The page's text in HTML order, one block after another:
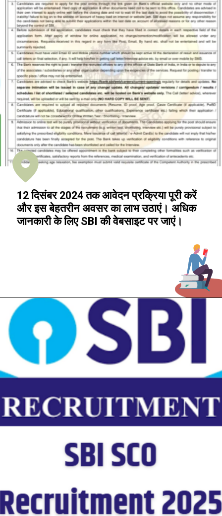
12 दिसंबर 2024 तक आवेदन प्रक्रिया पूरी करें
और इस बेहतरीन अवसर का लाभ उठाएं। अधिक
जानकारी के लिए SBI की वेबसाइट पर जाएं।